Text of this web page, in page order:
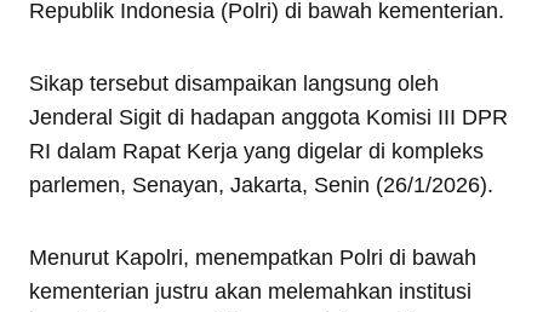
Republik Indonesia (Polri) di bawah kementerian.
Sikap tersebut disampaikan langsung oleh
Jenderal Sigit di hadapan anggota Komisi III DPR
RI dalam Rapat Kerja yang digelar di kompleks
parlemen, Senayan, Jakarta, Senin (26/1/2026).
Menurut Kapolri, menempatkan Polri di bawah
kementerian justru akan melemahkan institusi